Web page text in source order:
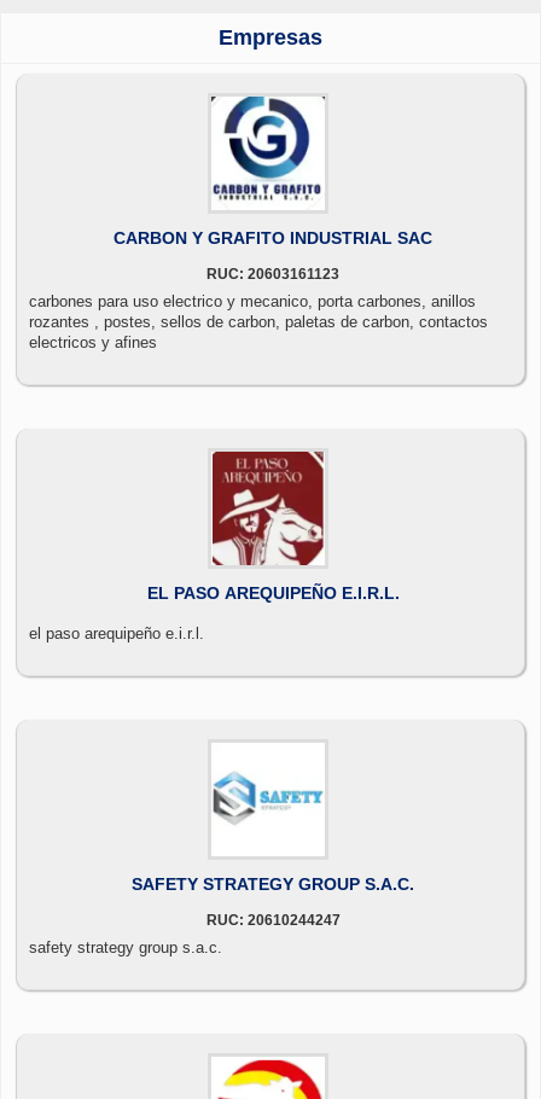
Empresas
CARBON Y GRAFITO INDUSTRIAL SAC
RUC: 20603161123
carbones para uso electrico y mecanico, porta carbones, anillos
rozantes , postes, sellos de carbon, paletas de carbon, contactos
electricos y afines
EL PASO AREQUIPEÑO E.I.R.L.
el paso arequipeño e.i.r.l.
SAFETY STRATEGY GROUP S.A.C.
RUC: 20610244247
safety strategy group s.a.c.